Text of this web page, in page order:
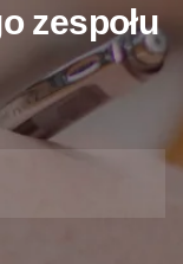
zespołu